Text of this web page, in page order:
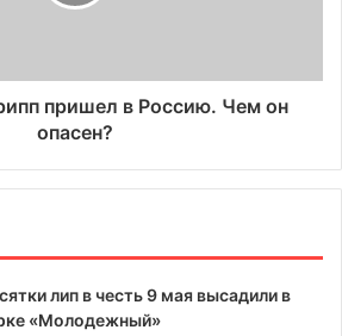
пришел в Россию. Чем он
опасен?
лип в честь 9 мая высадили в
«Молодежный»